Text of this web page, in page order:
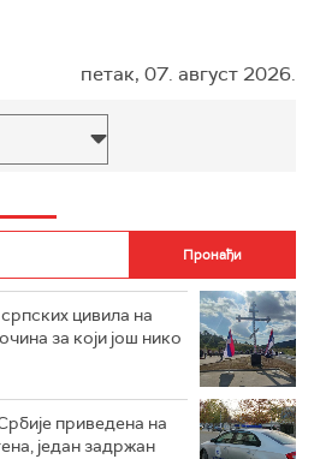
петак, 07. август 2026.
цивила на
за који још нико
приведена на
један задржан